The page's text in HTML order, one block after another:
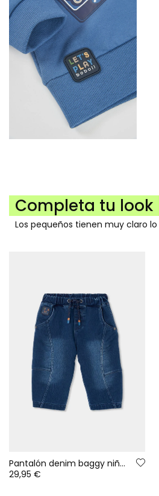
Completa tu look
Los pequeños tienen muy claro
Pantalón denim baggy niño azul con cordón
29,95 €